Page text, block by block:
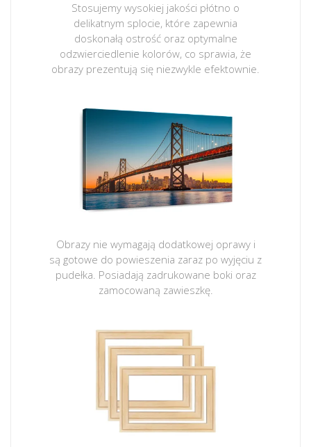
Stosujemy wysokiej jakości płótno o
delikatnym splocie, które zapewnia
doskonałą ostrość oraz optymalne
odzwierciedlenie kolorów, co sprawia, że
obrazy prezentują się niezwykle efektownie.
Obrazy nie wymagają dodatkowej oprawy i
są gotowe do powieszenia zaraz po wyjęciu z
pudełka. Posiadają zadrukowane boki oraz
zamocowaną zawieszkę.